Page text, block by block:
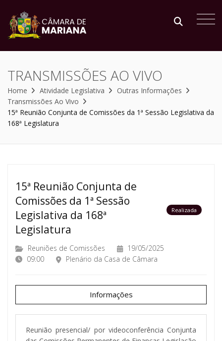
TRANSMISSÕES AO VIVO
Home Atividade Legislativa
Outras Informações
Transmissões Ao Vivo
15ª Reunião Conjunta de Comissões da 1ª Sessão Legislativa da
168ª Legislatura
15ª Reunião Conjunta de
Comissões da 1ª Sessão
Legislativa da 168ª
Legislatura
Realizada
Reuniões de Comissões
19/05/2025
09:00
Plenário da Casa de Câmara
Informações
Reunião presencial/ por videoconferência Conjunta